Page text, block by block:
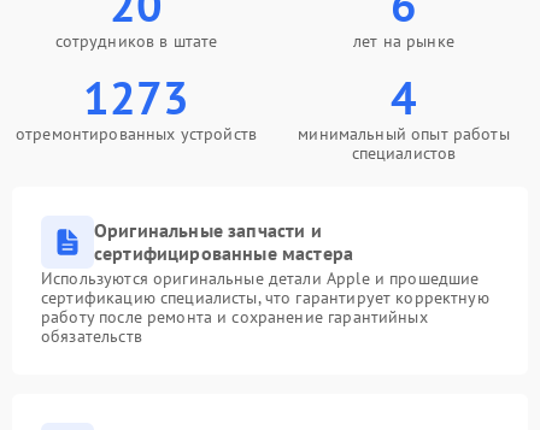
сотрудников в штате лет на рынке
1273
отремонтированных устройств
4
минимальный опыт работы
специалистов
Оригинальные запчасти и
сертифицированные мастера
Используются оригинальные детали Apple и прошедшие
сертификацию специалисты, что гарантирует корректную
работу после ремонта и сохранение гарантийных
обязательств